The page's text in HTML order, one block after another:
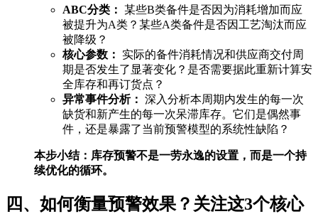
ABC分类： 某些B类备件是否因为消耗增加而应
被提升为A类？某些A类备件是否因工艺淘汰而应
被降级？
核心参数：
实际的备件消耗情况和供应商交付周
期是否发生了显著变化？是否需要据此重新计算安
全库存和再订货点？
异常事件分析： 深入分析本周期内发生的每一次
缺货和新产生的每一次呆滞库存。它们是偶然事
件，还是暴露了当前预警模型的系统性缺陷？
本步小结：库存预警不是一劳永逸的设置，而是一个持
续优化的循环。
四、如何衡量预警效果？关注这3个核心